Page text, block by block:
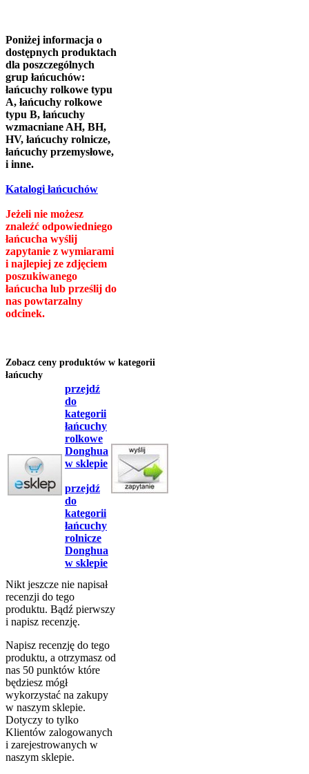
Poniżej informacja o
dostępnych produktach
dla poszczególnych
grup łańcuchów:
łańcuchy rolkowe typu
A, łańcuchy rolkowe
typu B, łańcuchy
wzmacniane AH, BH,
HV, łańcuchy rolnicze,
łańcuchy przemysłowe,
i inne.
Katalogi łańcuchów
Jeżeli nie możesz
znaleźć odpowiedniego
łańcucha wyślij
zapytanie z wymiarami
i najlepiej ze zdjęciem
poszukiwanego
łańcucha lub prześlij do
nas powtarzalny
odcinek.
Zobacz ceny produktów w kategorii
łańcuchy
przejdź
do
kategorii
łańcuchy
rolkowe
Donghua
w sklepie
przejdź
do
kategorii
łańcuchy
rolnicze
Donghua
w sklepie
Nikt jeszcze nie napisał
recenzji do tego
produktu. Bądź pierwszy
i napisz recenzję.
Napisz recenzję do tego
produktu, a otrzymasz od
nas 50 punktów które
będziesz mógł
wykorzystać na zakupy
w naszym sklepie.
Dotyczy to tylko
Klientów zalogowanych
i zarejestrowanych w
naszym sklepie.